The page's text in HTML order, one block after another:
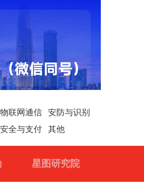
物联网通信
安防与识别
安全与支付 其他
星图研究院